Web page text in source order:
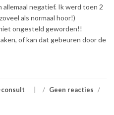
negatief. Ik werd toen 2
als normaal hoor!)
ongesteld geworden!!
of kan dat gebeuren door de
consult / Geen reacties /